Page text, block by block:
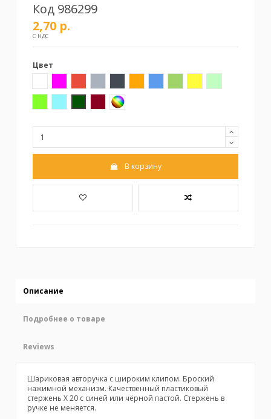
Код 986299
2,70 р.
С НДС
Цвет
Темно-зеленый
БордовыйАссорти
В корзину
Описание
Подробнее о товаре
Reviews
Шариковая авторучка с широким клипом. Броский
нажимной механизм. Качественный пластиковый
стержень Х 20 с синей или чёрной пастой. Стержень в
ручке не меняется.